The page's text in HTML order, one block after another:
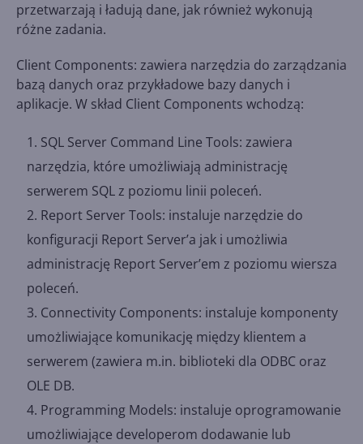
przetwarzają i ładują dane, jak również wykonują
różne zadania.
Client Components: zawiera narzędzia do zarządzania
bazą danych oraz przykładowe bazy danych i
aplikacje. W skład Client Components wchodzą:
SQL Server Command Line Tools: zawiera
narzędzia, które umożliwiają administrację
serwerem SQL z poziomu linii poleceń.
Report Server Tools: instaluje narzędzie do
konfiguracji Report Server’a jak i umożliwia
administrację Report Server’em z poziomu wiersza
poleceń.
Connectivity Components: instaluje komponenty
umożliwiające komunikację między klientem a
serwerem (zawiera m.in. biblioteki dla ODBC oraz
OLE DB.
Programming Models: instaluje oprogramowanie
umożliwiające developerom dodawanie lub